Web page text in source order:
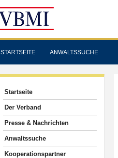
STARTSEITE ANWALTSSUCHE
Startseite
Der Verband
Presse & Nachrichten
Anwaltssuche
Kooperationspartner